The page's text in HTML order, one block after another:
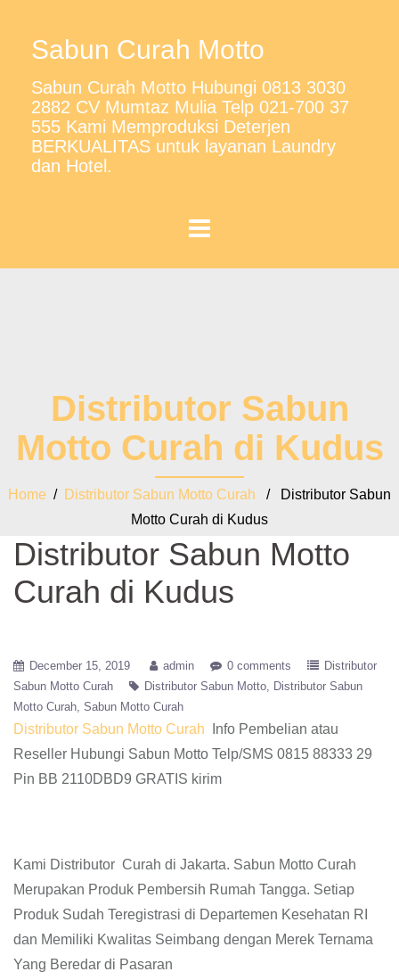
Sabun Curah Motto
Sabun Curah Motto Hubungi 0813 3030
2882 CV Mumtaz Mulia Telp 021-700 37
555 Kami Memproduksi Deterjen
BERKUALITAS untuk layanan Laundry
dan Hotel.
Distributor Sabun
Motto Curah di Kudus
Home / Distributor Sabun Motto Curah / Distributor Sabun
Motto Curah di Kudus
Distributor Sabun Motto
Curah di Kudus
December 15, 2019 admin 0 comments
Distributor
Sabun Motto Curah
Distributor Sabun Motto
Distributor Sabun
Motto Curah Sabun Motto Curah
Distributor Sabun Motto Curah
Info Pembelian atau
Reseller Hubungi Sabun Motto Telp/SMS 0815 88333 29
Pin BB 2110DBD9 GRATIS kirim
Kami Distributor Curah di Jakarta. Sabun Motto Curah
Merupakan Produk Pembersih Rumah Tangga. Setiap
Produk Sudah Teregistrasi di Departemen Kesehatan RI
dan Memiliki Kwalitas Seimbang dengan Merek Ternama
Yang Beredar di Pasaran